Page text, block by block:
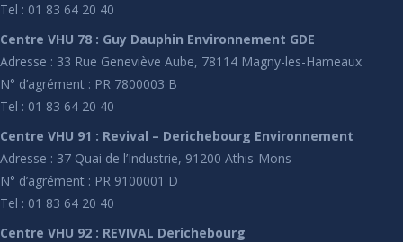
Tel : 01 83 64 20 40
Centre VHU 78 : Guy Dauphin Environnement GDE
Adresse : 33 Rue Geneviève Aube, 78114 Magny-les-Hameaux
N° d’agrément : PR 7800003 B
Tel : 01 83 64 20 40
Centre VHU 91 : Revival – Derichebourg Environnement
Adresse : 37 Quai de l’Industrie, 91200 Athis-Mons
N° d’agrément : PR 9100001 D
Tel : 01 83 64 20 40
Centre VHU 92 : REVIVAL Derichebourg